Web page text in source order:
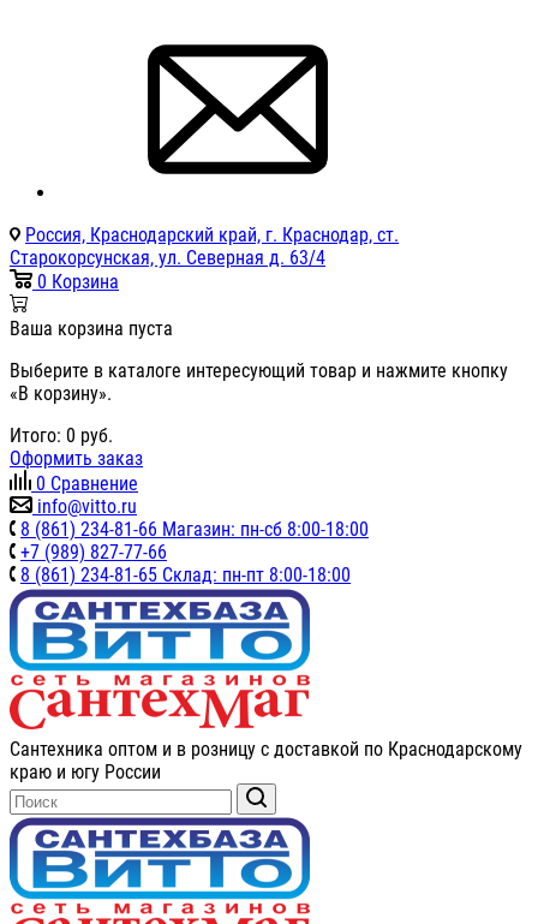
Россия, Краснодарский край, г. Краснодар, ст.
Старокорсунская, ул. Северная д. 63/4
0 Корзина
Ваша корзина пуста
Выберите в каталоге интересующий товар и нажмите кнопку
«В корзину».
Итого: 0 руб.
Оформить заказ
0 Сравнение
info@vitto.ru
8 (861) 234-81-66 Магазин: пн-сб 8:00-18:00
+7 (989) 827-77-66
8 (861) 234-81-65 Склад: пн-пт 8:00-18:00
Сантехника оптом и в розницу с доставкой по Краснодарскому
краю и югу России